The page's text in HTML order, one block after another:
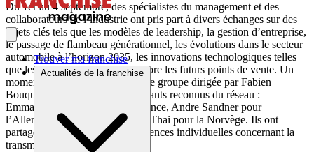
Trouver ma franchise
Actualités de la franchise
Du 1er au 4 septembre, des spécialistes du management et des
collaborateurs de l’industrie ont pris part à divers échanges sur des
sujets clés tels que les modèles de leadership, la gestion d’entreprise,
le passage de flambeau générationnel, les évolutions dans le secteur
automobile à l’horizon 2035, les innovations technologiques telles
que les pneus intelligents ou encore les futurs points de vente. Un
moment fort a été la discussion de groupe dirigée par Fabien
Bouquet, réunissant des intervenants reconnus du réseau :
Emmanuel Chouquet pour la France, Andre Sandner pour
l’Allemagne et Hege Sagvolden Thai pour la Norvège. Ils ont
partagé ouvertement leurs expériences individuelles concernant la
transmission d’entreprises.